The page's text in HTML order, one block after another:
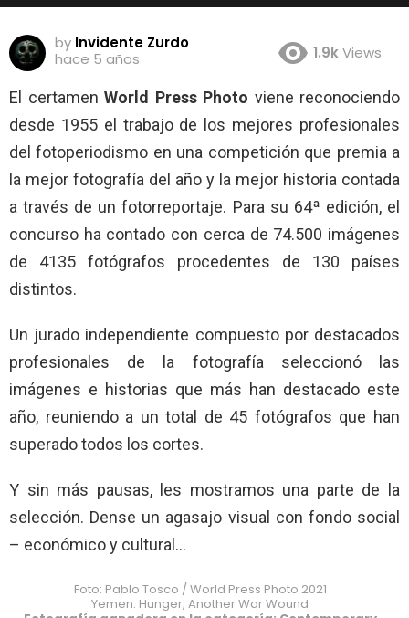
by Invidente Zurdo
hace 5 años
1.9kViews
El certamen World Press Photo viene reconociendo
desde 1955 el trabajo de los mejores profesionales
del fotoperiodismo en una competición que premia a
la mejor fotografía del año y la mejor historia contada
a través de un fotorreportaje. Para su 64ª edición, el
concurso ha contado con cerca de 74.500 imágenes
de 4135 fotógrafos procedentes de 130 países
distintos.
Un jurado independiente compuesto por destacados
profesionales de la fotografía seleccionó las
imágenes e historias que más han destacado este
año, reuniendo a un total de 45 fotógrafos que han
superado todos los cortes.
Y sin más pausas, les mostramos una parte de la
selección. Dense un agasajo visual con fondo social
– económico y cultural…
Foto: Pablo Tosco / World Press Photo 2021
Yemen: Hunger, Another War Wound